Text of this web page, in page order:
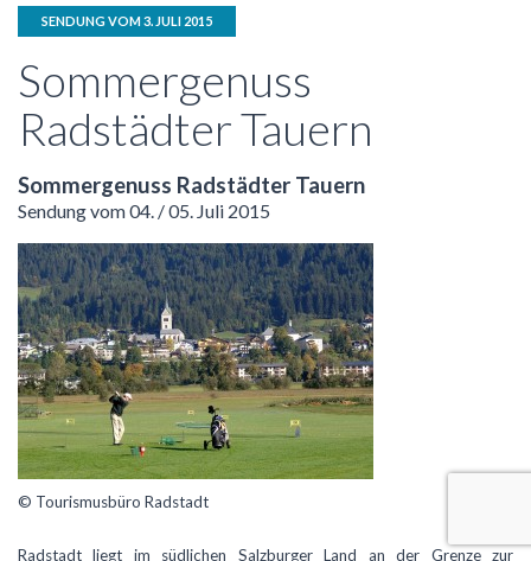
SENDUNG VOM 3. JULI 2015
Sommergenuss
Radstädter Tauern
Sommergenuss Radstädter Tauern
Sendung vom 04. / 05. Juli 2015
© Tourismusbüro Radstadt
Radstadt liegt im südlichen Salzburger Land an der Grenze zur